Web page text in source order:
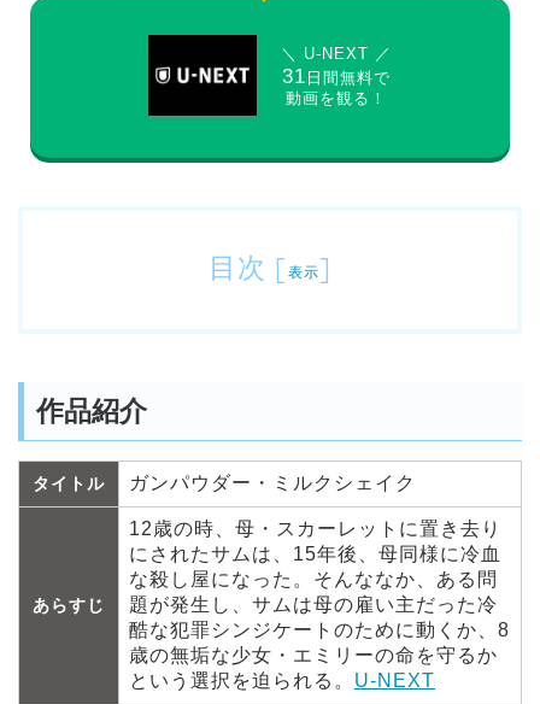
＼ U-NEXT ／
31 日間無料で
動画を観る！
目次 [ 表示]
作品紹介
タイトル ガンパウダー・ミルクシェイク
あらすじ
12歳の時、母・スカーレットに置き去り
にされたサムは、15年後、母同様に冷血
な殺し屋になった。そんななか、ある問
題が発生し、サムは母の雇い主だった冷
酷な犯罪シンジケートのために動くか、8
歳の無垢な少女・エミリーの命を守るか
という選択を迫られる。 U-NEXT